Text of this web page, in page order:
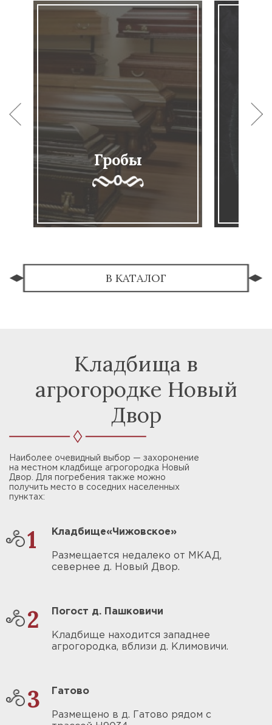
Гробы
В КАТАЛОГ
Кладбища в
агрогородке Новый
Двор
Наиболее очевидный выбор — захоронение
на местном кладбище агрогородка Новый
Двор. Для погребения также можно
получить место в соседних населенных
пунктах:
1 Кладбище«Чижовское»
Размещается недалеко от МКАД,
севернее д. Новый Двор.
2 Погост д. Пашковичи
Кладбище находится западнее
агрогородка, вблизи д. Климовичи.
3 Гатово
Размещено в д. Гатово рядом с